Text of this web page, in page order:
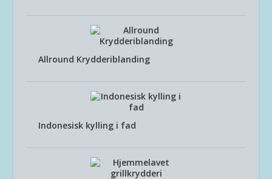
Allround Krydderiblanding
Indonesisk kylling i fad